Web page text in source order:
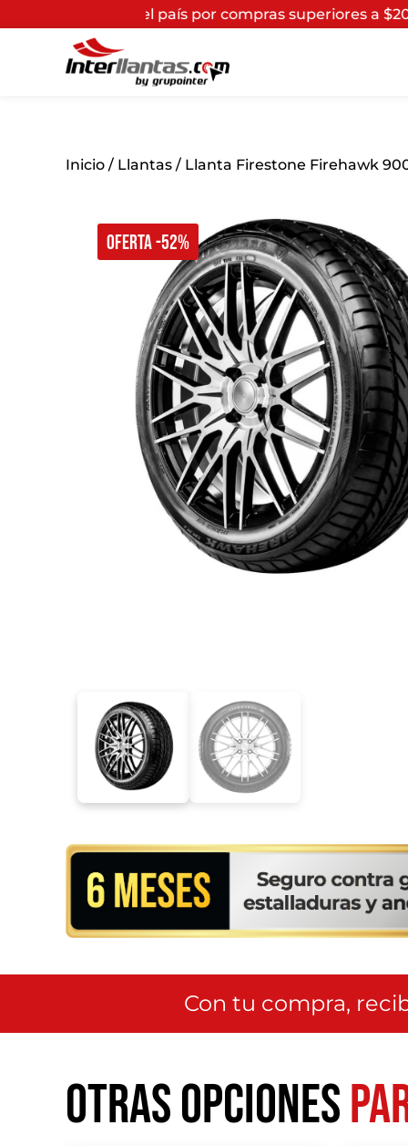
el país por compras superiores a $200.000*(Aplican
OFERTA -52%
Inicio / Llantas / Llanta Firestone Firehawk 900
Con tu compra,
Otras opciones